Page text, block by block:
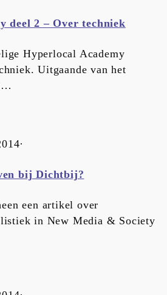
deel 2 – Over techniek
Hyperlocal Academy
Uitgaande van het
·
bij Dichtbij?
een artikel over
in New Media & Society